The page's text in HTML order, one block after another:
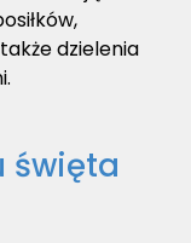
dzielenia
święta